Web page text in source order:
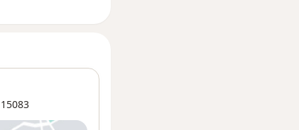
15083